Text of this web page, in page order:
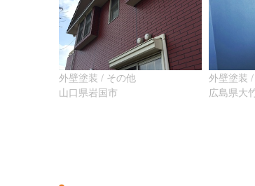
外壁塗装 / その他
山口県岩国市
外壁塗装
広島県大